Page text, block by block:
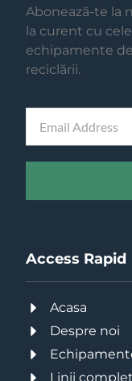
Access Rapid
Acasa
Despre noi
Linii
Abonează-te la
la curent cu
echipamente
reciclării.